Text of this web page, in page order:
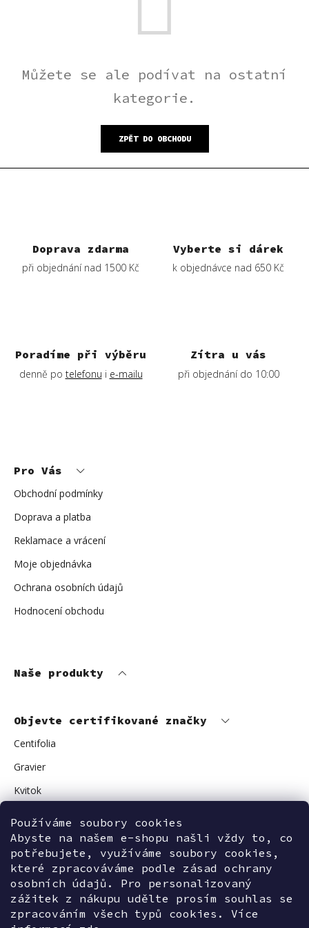
Používáme soubory cookies
Abyste na našem e-shopu našli vždy to, co
potřebujete, využíváme soubory cookies,
které zpracováváme podle zásad ochrany
osobních údajů. Pro personalizovaný
zážitek z nákupu udělte prosím souhlas se
zpracováním všech typů cookies. Více
Můžete se ale podívat na ostatní
kategorie.
ZPĚT DO OBCHODU
Doprava zdarma
při objednání nad 1500 Kč
Vyberte si dárek
k objednávce nad 650 Kč
Poradíme při výběru
denně po telefonu i e-mailu
Zítra u vás
při objednání do 10:00
Pro Vás
Obchodní podmínky
Doprava a platba
Reklamace a vrácení
Moje objednávka
Ochrana osobních údajů
Hodnocení obchodu
Naše produkty
Objevte certifikované značky
Centifolia
Gravier
Kvitok
Avant Skincare
Sonnentor
Kontaktujte nás